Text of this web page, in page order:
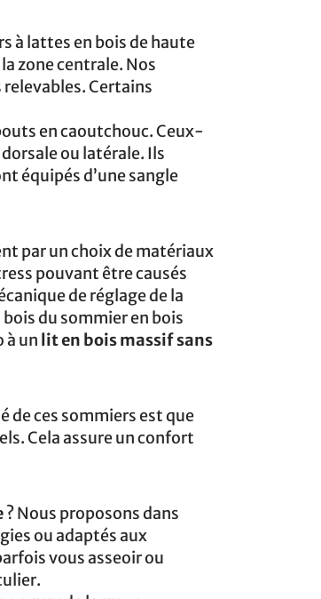
à lattes en bois de haute
zone centrale. Nos
Certains
en caoutchouc. Ceux-
ou latérale. Ils
équipés d’une sangle
par un choix de matériaux
pouvant être causés
de réglage de la
du sommier en bois
à un lit en bois massif sans
de ces sommiers est que
Cela assure un confort
? Nous proposons dans
ou adaptés aux
vous asseoir ou